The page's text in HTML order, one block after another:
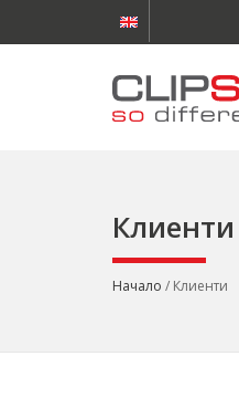
Клиенти
Начало / Клиенти